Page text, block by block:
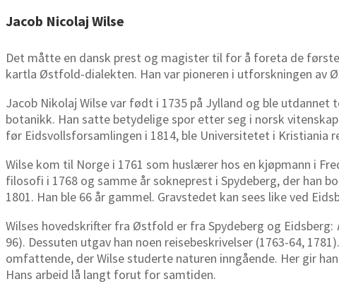
Jacob Nicolaj Wilse
Det måtte en dansk prest og magister til for å foreta de
kartla Østfold-dialekten. Han var pioneren i utforskningen av
Jacob Nikolaj Wilse var født i 1735 på Jylland og ble
botanikk. Han satte betydelige spor etter seg i norsk
før Eidsvollsforsamlingen i 1814, ble Universitetet i Kristiania
Wilse kom til Norge i 1761 som huslærer hos en kjøpmann i
filosofi i 1768 og samme år sokneprest i Spydeberg, der han
1801. Han ble 66 år gammel. Gravstedet kan sees like ved
Wilses hovedskrifter fra Østfold er fra Spydeberg og Eidsberg:
96). Dessuten utgav han noen reisebeskrivelser (1763-64,
omfattende, der Wilse studerte naturen inngående. Her gir
Hans arbeid lå langt forut for samtiden.